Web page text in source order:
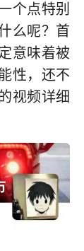
个点特别
么呢？首
意味着被
性，还不
视频详细